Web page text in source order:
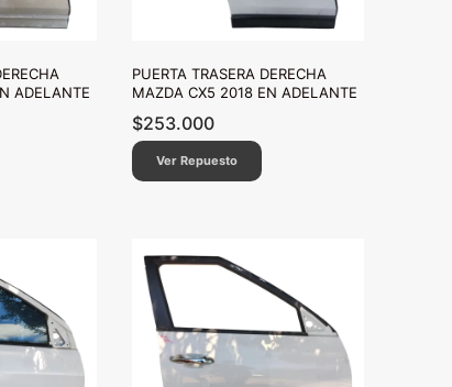
ADELANTE
PUERTA TRASERA DERECHA
MAZDA CX5 2018 EN ADELANTE
$253.000
Ver Repuesto